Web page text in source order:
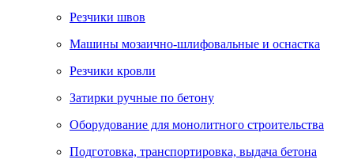
Резчики швов
Машины мозаично-шлифовальные и оснастка
Резчики кровли
Затирки ручные по бетону
Оборудование для монолитного строительства
Подготовка, транспортировка, выдача бетона